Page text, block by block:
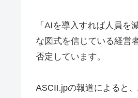
「AIを導入すれば人員
な図式を信じている経営
否定しています。
ASCII.jpの報道によると